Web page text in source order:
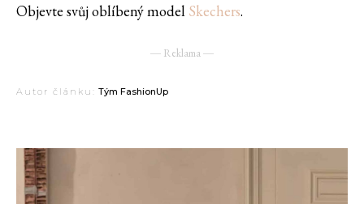
Objevte svůj oblíbený model Skechers.
― Reklama ―
Autor článku: Tým FashionUp